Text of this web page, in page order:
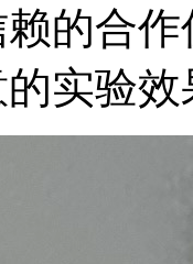
的合
实验效